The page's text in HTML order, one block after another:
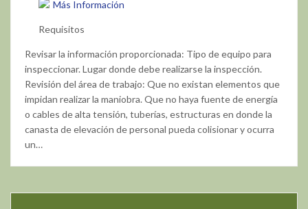
Más Información
Requisitos
Revisar la información proporcionada: Tipo de equipo para
inspeccionar. Lugar donde debe realizarse la inspección.
Revisión del área de trabajo: Que no existan elementos que
impidan realizar la maniobra. Que no haya fuente de energía
o cables de alta tensión, tuberías, estructuras en donde la
canasta de elevación de personal pueda colisionar y ocurra
un…